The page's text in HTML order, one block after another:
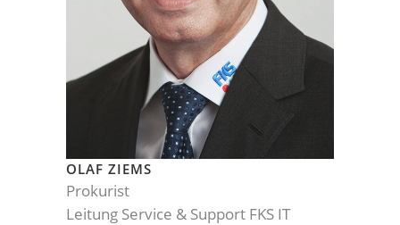
OLAF ZIEMS
Prokurist
Leitung Service & Support FKS IT